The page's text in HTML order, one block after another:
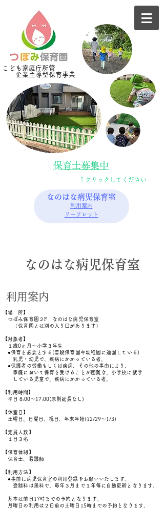
​​こども家庭庁所管
企業主導型​保育事業
​保育士募集中​
​↑クリックしてください
なのはな病児保育室
利用案内
リーフレット
なのはな病児保育室
​利用案内
【場 所】
つぼみ保育園２F なのはな病児保育室
（保育 園とは別の入り口があります）
【対象者】
１歳0ヶ月～小学３年生
●保育を必要とする(普段保育園や幼稚園に通園している)
乳児・幼児で、疾病にかかっている者。
●保護者の労働もしくは疾病、その他の事由により、
家庭において保育を受けることが困難な、小学校に就学
している児童で、疾病にかかっている者。
【利用時間】
平日 8:00～17:00(原則延長なし)
【休室日】
土曜日、日曜日、祝日、年末年始(12/29～1/3)
【定員人数】
１日３名
【保育体制】
保育士、看護師
【利用方法】
●事前に病児保育室の利用登録をお願いいたします。
登録料は無料で、毎年３月まで１年毎に自動更新となります。
基本は前日17時までの予約となります。
月曜日の利用は２日前の土曜日15時までの予約となります。